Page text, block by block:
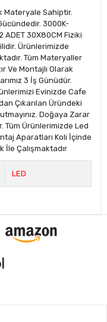
Materyale Sahiptir.
3000K-
30X80CM Fiziki
Ürünlerimizde
Tüm Materyaller
Ve Montajlı Olarak
3 İş Günüdür.
Evinizde Cafe
Çıkarılan Üründeki
Doğaya Zarar
Tüm Ürünlerimizde Led
Aparatları Koli İçinde
İle Çalışmaktadır
LED